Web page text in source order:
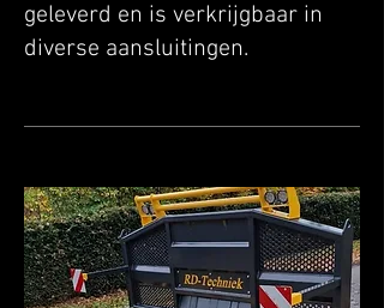
geleverd en is verkrijgbaar in
diverse aansluitingen.